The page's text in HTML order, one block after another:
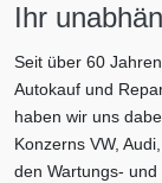
Ihr
Seit über 60
Autokauf und
haben wir uns
Konzerns VW,
den Wartungs-